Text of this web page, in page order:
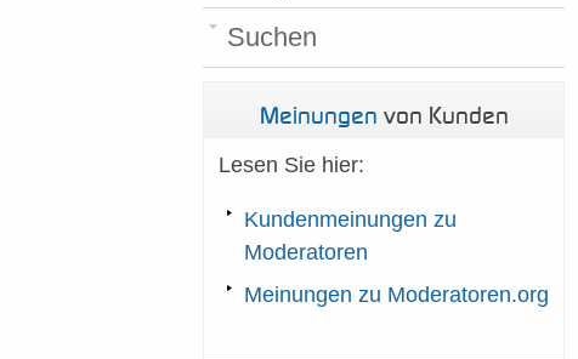
Suchen
Meinungen von Kunden
Lesen Sie hier:
Kundenmeinungen zu
Moderatoren
Meinungen zu Moderatoren.org